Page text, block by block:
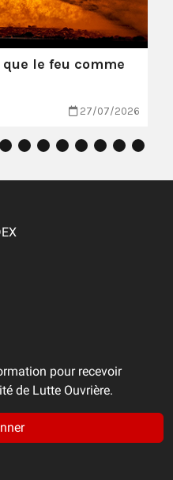
le feu comme
27/07/2026
pour recevoir
de Lutte Ouvrière.